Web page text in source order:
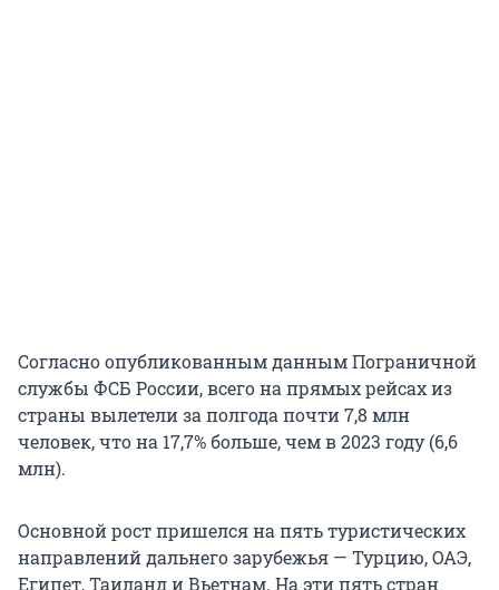
Согласно опубликованным данным Пограничной
службы ФСБ России, всего на прямых рейсах из
страны вылетели за полгода почти 7,8 млн
человек, что на 17,7% больше, чем в 2023 году (6,6
млн).
Основной рост пришелся на пять туристических
направлений дальнего зарубежья — Турцию, ОАЭ,
Египет, Таиланд и Вьетнам. На эти пять стран